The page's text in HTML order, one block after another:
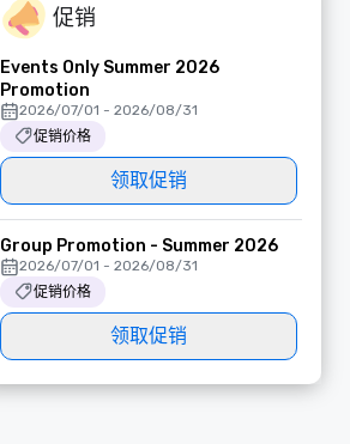
促销
Events Only Summer 2026
Promotion
2026/07/01 - 2026/08/31
促销价格
领取促销
Group Promotion - Summer 2026
2026/07/01 - 2026/08/31
促销价格
领取促销